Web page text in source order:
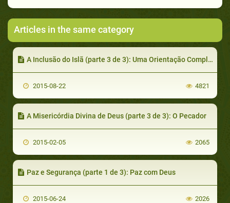
Articles in the same category
A Inclusão do Islã (parte 3 de 3): Uma Orientação Completa e Suficiente Para Sempre
2015-08-22 4821
A Misericórdia Divina de Deus (parte 3 de 3): O Pecador
2015-02-05 2065
Paz e Segurança (parte 1 de 3): Paz com Deus
2015-06-24 2026